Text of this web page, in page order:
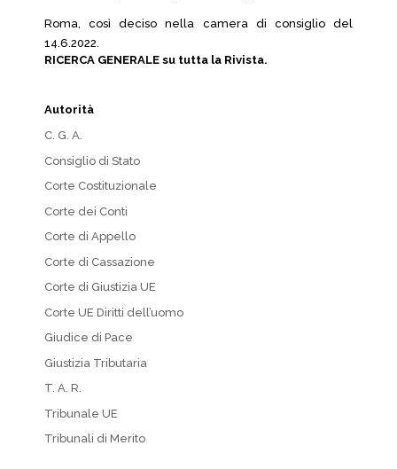
Roma, così deciso nella camera di consiglio del
14.6.2022.
RICERCA GENERALE su tutta la Rivista.
Autorità
C. G. A.
Consiglio di Stato
Corte Costituzionale
Corte dei Conti
Corte di Appello
Corte di Cassazione
Corte di Giustizia UE
Corte UE Diritti dell’uomo
Giudice di Pace
Giustizia Tributaria
T. A. R.
Tribunale UE
Tribunali di Merito